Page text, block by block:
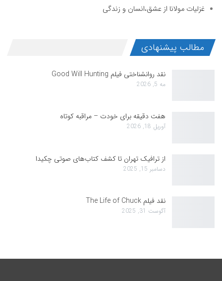
غزلیات مولانا از عشق،انسان و زندگی
مطالب پیشنهادی
نقد روانشناختی فیلم Good Will Hunting
مه 5, 2026
هفت دقیقه برای خودت – مراقبه کوتاه
آوریل 18, 2026
از ترافیک تهران تا کشف کتاب‌های صوتی چکیدا
دسامبر 15, 2025
نقد فیلم The Life of Chuck
آگوست 31, 2025